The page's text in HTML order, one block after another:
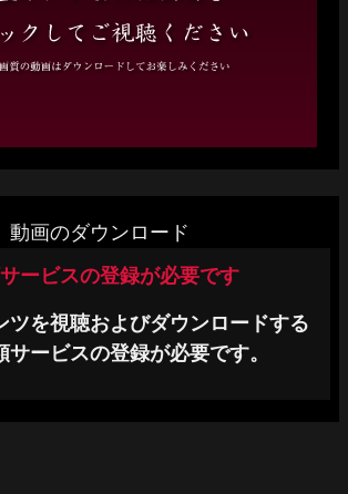
ャラリー
ャラリー
動画のダウンロード
ービスの登録が必要です
ツを視聴およびダウンロードする
サービスの登録が必要です。